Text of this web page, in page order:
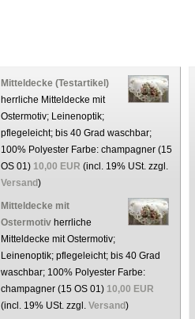
Mitteldecke (Testartikel)
herrliche Mitteldecke mit
Ostermotiv; Leinenoptik;
pflegeleicht; bis 40 Grad waschbar;
100% Polyester Farbe: champagner (15
OS 01) 10,00 EUR (incl. 19% USt. zzgl.
Versand)
Mitteldecke mit
Ostermotiv herrliche
Mitteldecke mit Ostermotiv;
Leinenoptik; pflegeleicht; bis 40 Grad
waschbar; 100% Polyester Farbe:
champagner (15 OS 01) 10,00 EUR
(incl. 19% USt. zzgl. Versand)